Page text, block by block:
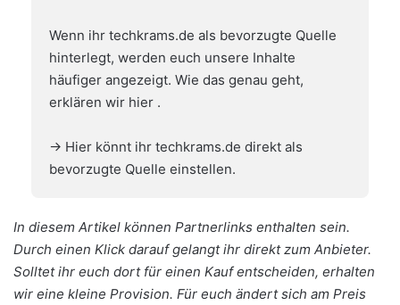
Wenn ihr techkrams.de als bevorzugte Quelle
hinterlegt, werden euch unsere Inhalte
häufiger angezeigt. Wie das genau geht,
erklären wir hier .
→ Hier könnt ihr techkrams.de direkt als
bevorzugte Quelle einstellen.
In diesem Artikel können Partnerlinks enthalten sein.
Durch einen Klick darauf gelangt ihr direkt zum Anbieter.
Solltet ihr euch dort für einen Kauf entscheiden, erhalten
wir eine kleine Provision. Für euch ändert sich am Preis